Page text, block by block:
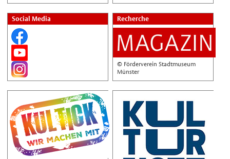
Social Media Recherche
© Förderverein Stadtmuseum
Münster